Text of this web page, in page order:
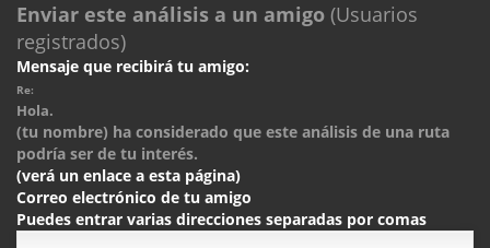
Enviar este análisis a un amigo (Usuarios
registrados)
Mensaje que recibirá tu amigo:
Re:
Hola.
(tu nombre) ha considerado que este análisis de una ruta
podría ser de tu interés.
(verá un enlace a esta página)
Correo electrónico de tu amigo
Puedes entrar varias direcciones separadas por comas